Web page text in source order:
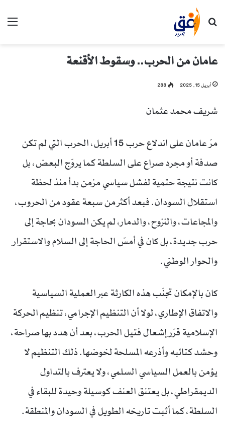
بحث عن
عامان من الحرب.. وسقوط الأقنعة
أبريل 15, 2025 288
شريف محمد عثمان
مرّ عامان على اندلاع حرب 15 أبريل، الحرب التي لم تكن
صدفة أو مجرد صراع على السلطة كما يروّج البعض، بل
كانت نتيجة حتمية لفشل سياسي مزمن بدأ منذ لحظة
استقلال السودان. فبعد أكثر من سبعة عقود من الحروب،
والمجاعات، والنزوح، والدمار، لم يكن السودان بحاجة إلى
حرب جديدة، بل كان في أمسّ الحاجة إلى السلام والاستقرار
والحوار الوطني.
كان بالإمكان تجنّب هذه الكارثة عبر العملية السياسية
والاتفاق الإطاري، لولا أن التنظيم الإجرامي، تنظيم الحركة
الإسلامية قرّر إشعال فتيل الحرب، بعد أن هدد بها صراحة،
وحشد كتائبه وأذرعه المسلحة لخوضها. ذلك التنظيم لا
يؤمن بالعمل السياسي السلمي، ولا يعترف بالتداول
الديمقراطي، بل يعتنق العنف كوسيلة وحيدة للبقاء في
السلطة، كما أثبت تاريخه الطويل في السودان والمنطقة.